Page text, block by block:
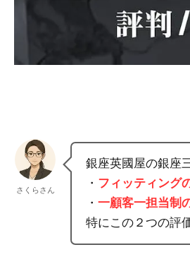
さくらさん
銀座英國屋の銀座
・ フィッティング
・ 一顧客一担当制
特にこの２つの評